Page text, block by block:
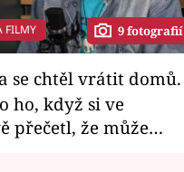
FILMY 9 fotografií
ho, když si ve
přečetl, že může